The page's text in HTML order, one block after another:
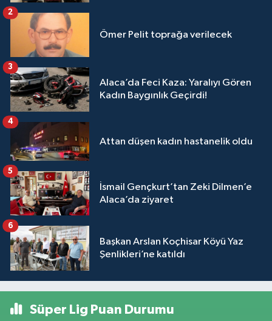
Ömer Pelit toprağa verilecek
2
Alaca’da Feci Kaza: Yaralıyı Gören
Kadın Baygınlık Geçirdi!
3
Attan düşen kadın hastanelik oldu
4
İsmail Gençkurt’tan Zeki Dilmen’e
Alaca’da ziyaret
5
Başkan Arslan Koçhisar Köyü Yaz
Şenlikleri’ne katıldı
6
Süper Lig Puan Durumu